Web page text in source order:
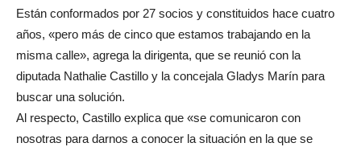
Están conformados por 27 socios y constituidos hace cuatro
años, «pero más de cinco que estamos trabajando en la
misma calle», agrega la dirigenta, que se reunió con la
diputada Nathalie Castillo y la concejala Gladys Marín para
buscar una solución.
Al respecto, Castillo explica que «se comunicaron con
nosotras para darnos a conocer la situación en la que se